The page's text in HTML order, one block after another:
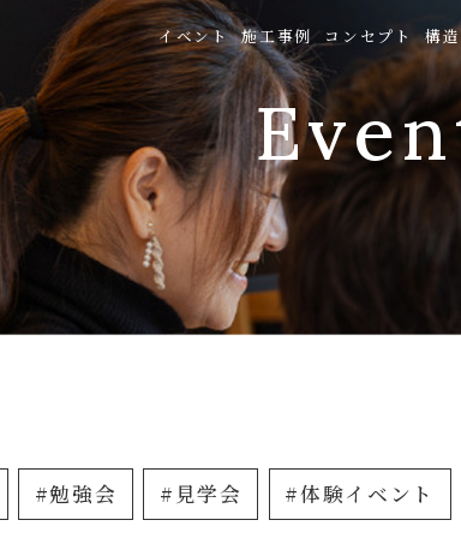
イベント 施工事例 コンセプト 構
#勉強会 #見学会 #体験イベント